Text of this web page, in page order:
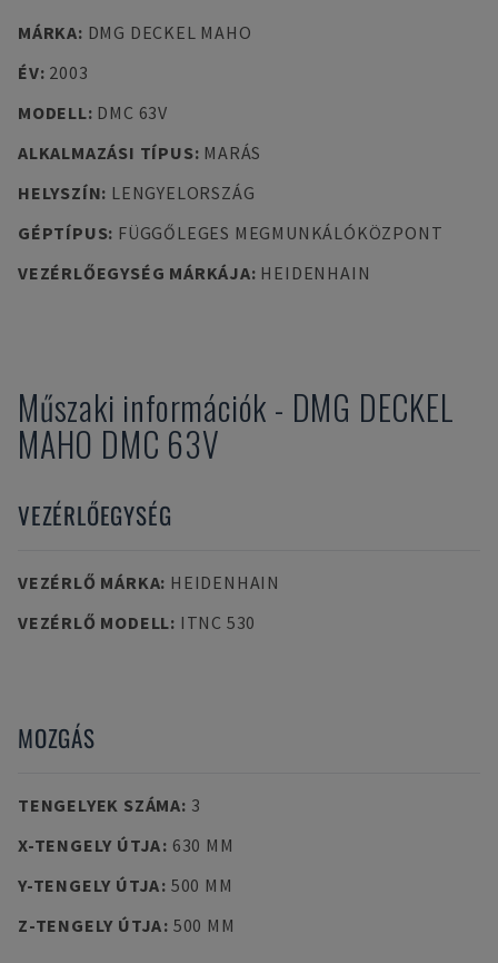
MÁRKA: DMG DECKEL MAHO
ÉV: 2003
MODELL: DMC 63V
ALKALMAZÁSI TÍPUS: MARÁS
HELYSZÍN: LENGYELORSZÁG
GÉPTÍPUS: FÜGGŐLEGES MEGMUNKÁLÓKÖZPONT
VEZÉRLŐEGYSÉG MÁRKÁJA: HEIDENHAIN
Műszaki információk - DMG DECKEL
MAHO DMC 63V
VEZÉRLŐEGYSÉG
VEZÉRLŐ MÁRKA: HEIDENHAIN
VEZÉRLŐ MODELL: ITNC 530
MOZGÁS
TENGELYEK SZÁMA: 3
X-TENGELY ÚTJA: 630 MM
Y-TENGELY ÚTJA: 500 MM
Z-TENGELY ÚTJA: 500 MM